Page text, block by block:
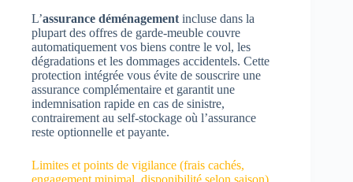
L’assurance déménagement incluse dans la
plupart des offres de garde-meuble couvre
automatiquement vos biens contre le vol, les
dégradations et les dommages accidentels. Cette
protection intégrée vous évite de souscrire une
assurance complémentaire et garantit une
indemnisation rapide en cas de sinistre,
contrairement au self-stockage où l’assurance
reste optionnelle et payante.
Limites et points de vigilance (frais cachés,